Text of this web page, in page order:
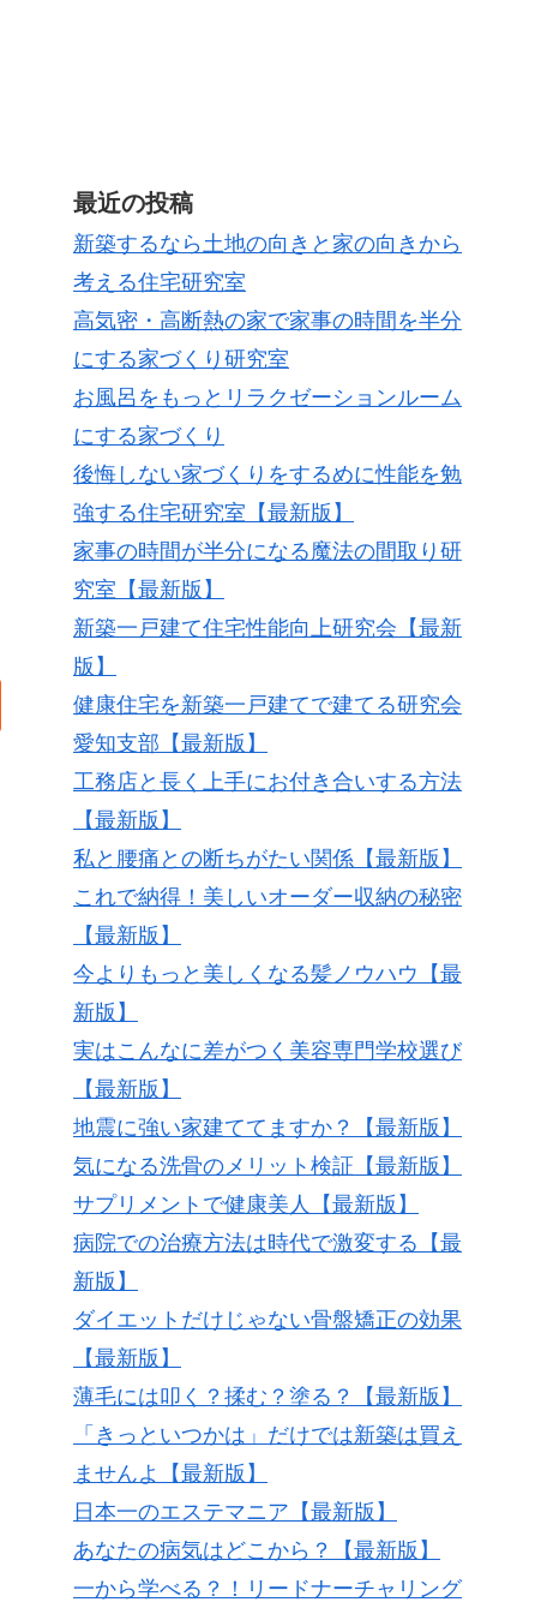
最近の投稿
新築するなら土地の向きと家の向きから
考える住宅研究室
高気密・高断熱の家で家事の時間を半分
にする家づくり研究室
お風呂をもっとリラクゼーションルーム
にする家づくり
後悔しない家づくりをするめに性能を勉
強する住宅研究室【最新版】
家事の時間が半分になる魔法の間取り研
究室【最新版】
新築一戸建て住宅性能向上研究会【最新
版】
健康住宅を新築一戸建てで建てる研究会
愛知支部【最新版】
工務店と長く上手にお付き合いする方法
【最新版】
私と腰痛との断ちがたい関係【最新版】
これで納得！美しいオーダー収納の秘密
【最新版】
今よりもっと美しくなる髪ノウハウ【最
新版】
実はこんなに差がつく美容専門学校選び
【最新版】
地震に強い家建ててますか？【最新版】
気になる洗骨のメリット検証【最新版】
サプリメントで健康美人【最新版】
病院での治療方法は時代で激変する【最
新版】
ダイエットだけじゃない骨盤矯正の効果
【最新版】
薄毛には叩く？揉む？塗る？【最新版】
「きっといつかは」だけでは新築は買え
ませんよ【最新版】
日本一のエステマニア【最新版】
あなたの病気はどこから？【最新版】
一から学べる？！リードナーチャリング